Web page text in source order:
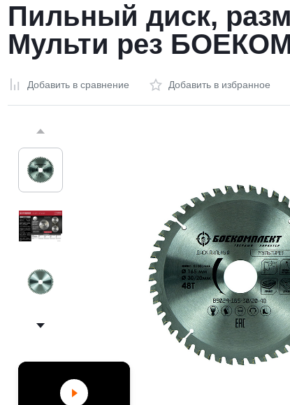
Пильный диск,
Мульти рез
Добавить в сравнение Добавить в избранное